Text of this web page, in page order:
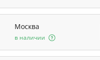
Москва
в наличии